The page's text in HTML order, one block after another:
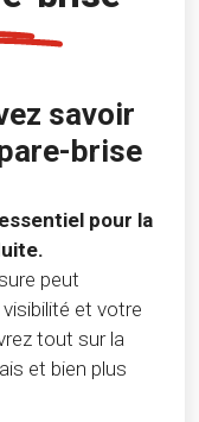
savoir
brise
pour la
peut
et votre
tout sur la
et bien plus